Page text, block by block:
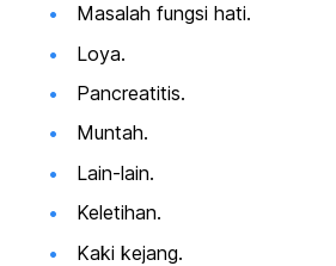
Masalah fungsi hati.
Loya.
Pancreatitis.
Muntah.
Lain-lain.
Keletihan.
Kaki kejang.